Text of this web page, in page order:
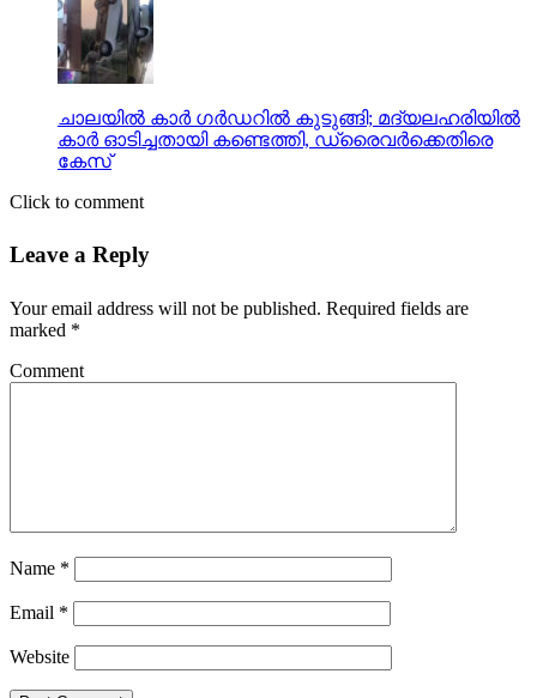
ചാലയിൽ കാർ ഗർഡറിൽ കുടുങ്ങി; മദ്യലഹരിയിൽ
കാർ ഓടിച്ചതായി കണ്ടെത്തി, ഡ്രൈവർക്കെതിരെ
കേസ്
Click to comment
Leave a Reply
Your email address will not be published. Required fields are
marked *
Comment
Name *
Email *
Website